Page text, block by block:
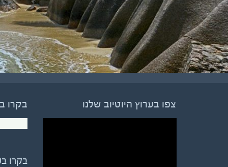
צפו בערוץ היוטיוב שלנו בקרו
בקרו